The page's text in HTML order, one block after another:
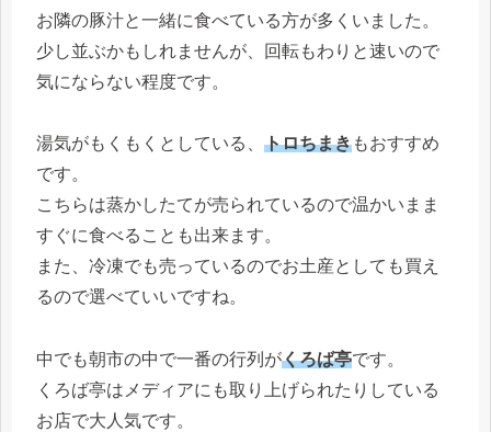
お隣の豚汁と一緒に食べている方が多くいました。
少し並ぶかもしれませんが、回転もわりと速いので
気にならない程度です。
湯気がもくもくとしている、 トロちまきもおすすめ
です。
こちらは蒸かしたてが売られているので温かいまま
すぐに食べることも出来ます。
また、冷凍でも売っているのでお土産としても買え
るので選べていいですね。
中でも朝市の中で一番の行列がくろば亭です。
くろば亭はメディアにも取り上げられたりしている
お店で大人気です。